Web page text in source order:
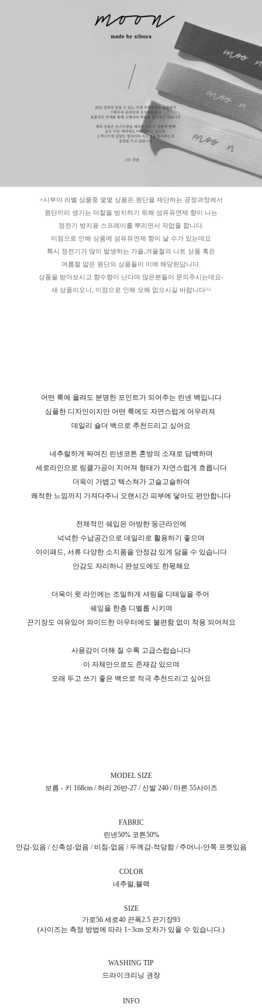
+시부야 라벨 상품중 몇몇 상품은 원단을 재단하는 공정과정에서
원단끼리 생기는 마찰을 방지하기 위해 섬유유연제 향이 나는
정전기 방지용 스프레이를 뿌리면서 작업을 합니다.
이점으로 인해 상품에 섬유유연제 향이 날 수가 있는데요
특시 정전기가 많이 발생하는 가을,겨울철의 니트 상품 혹은
여름철 얇은 원단의 상품들이 이에 해당된답니다.
상품을 받아보시고 향수향이 난다며 많은분들이 문의주시는데요-
새 상품이오니, 이점으로 인해 오해 없으시길 바랍니다^^
어떤 룩에 올려도 분명한 포인트가 되어주는 린넨 백입니다
심플한 디자인이지만 어떤 룩에도 자연스럽게 어우러져
데일리 숄더 백으로 추천드리고 싶어요
네추럴하게 짜여진 린넨코튼 혼방의 소재로 담백하며
세로라인으로 링클가공이 지어져 형태가 자연스럽게 흐릅니다
더욱이 가볍고 텍스쳐가 고슬고슬하여
쾌적한 느낌까지 가져다주니 오랜시간 피부에 닿아도 편안합니다
전체적인 쉐입은 아방한 둥근라인에
넉넉한 수납공간으로 데일리로 활용하기 좋으며
아이패드, 서류 다양한 소지품을 안정감 있게 담을 수 있습니다
안감도 자리하니 완성도에도 한몫해요
더욱이 윗 라인에는 조밀하게 셔링을 디테일을 주어
쉐잎을 한층 디벨롭 시키며
끈기장도 여유있어 와이드한 아우터에도 불편함 없이 착용 되어져요
사용감이 더해 질 수록 고급스럽습니다
이 자체만으로도 존재감 있으며
오래 두고 쓰기 좋은 백으로 적극 추천드리고 싶어요
MODEL SIZE
보름 - 키 168cm / 허리 26반-27 / 신발 240 / 마른 55사이즈
FABRIC
린넨50% 코튼50%
안감-있음 / 신축성-없음 / 비침-없음 / 두께감-적당함 / 주머니-안쪽 포켓있음
COLOR
네추럴,블랙
SIZE
가로56 세로40 끈폭2.5 끈기장93
(사이즈는 측정 방법에 따라 1~3cm 오차가 있을 수 있습니다.)
WASHING TIP
드라이크리닝 권장
INFO